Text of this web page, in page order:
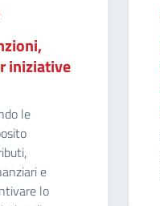
iniziative
le
e
lo